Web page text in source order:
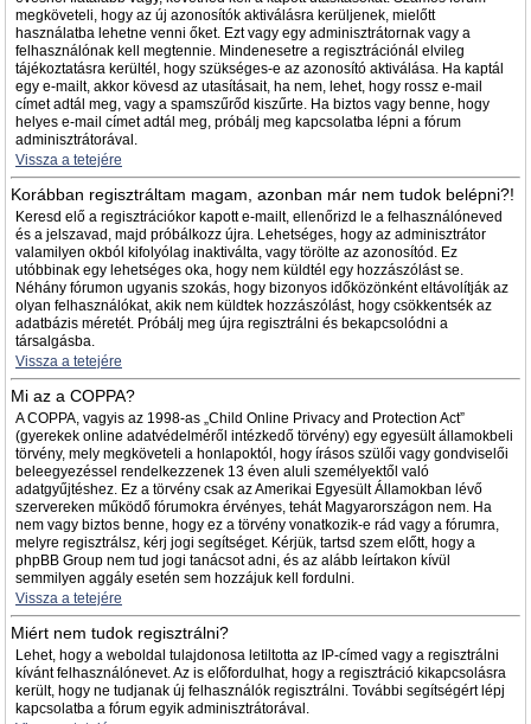
megköveteli, hogy az új azonosítók aktiválásra kerüljenek, mielőtt
használatba lehetne venni őket. Ezt vagy egy adminisztrátornak vagy a
felhasználónak kell megtennie. Mindenesetre a regisztrációnál elvileg
tájékoztatásra kerültél, hogy szükséges-e az azonosító aktiválása. Ha kaptál
egy e-mailt, akkor kövesd az utasításait, ha nem, lehet, hogy rossz e-mail
címet adtál meg, vagy a spamszűrőd kiszűrte. Ha biztos vagy benne, hogy
helyes e-mail címet adtál meg, próbálj meg kapcsolatba lépni a fórum
adminisztrátorával.
Vissza a tetejére
Korábban regisztráltam magam, azonban már nem tudok belépni?!
Keresd elő a regisztrációkor kapott e-mailt, ellenőrizd le a felhasználóneved
és a jelszavad, majd próbálkozz újra. Lehetséges, hogy az adminisztrátor
valamilyen okból kifolyólag inaktiválta, vagy törölte az azonosítód. Ez
utóbbinak egy lehetséges oka, hogy nem küldtél egy hozzászólást se.
Néhány fórumon ugyanis szokás, hogy bizonyos időközönként eltávolítják az
olyan felhasználókat, akik nem küldtek hozzászólást, hogy csökkentsék az
adatbázis méretét. Próbálj meg újra regisztrálni és bekapcsolódni a
társalgásba.
Vissza a tetejére
Mi az a COPPA?
A COPPA, vagyis az 1998-as „Child Online Privacy and Protection Act”
(gyerekek online adatvédelméről intézkedő törvény) egy egyesült államokbeli
törvény, mely megköveteli a honlapoktól, hogy írásos szülői vagy gondviselői
beleegyezéssel rendelkezzenek 13 éven aluli személyektől való
adatgyűjtéshez. Ez a törvény csak az Amerikai Egyesült Államokban lévő
szervereken működő fórumokra érvényes, tehát Magyarországon nem. Ha
nem vagy biztos benne, hogy ez a törvény vonatkozik-e rád vagy a fórumra,
melyre regisztrálsz, kérj jogi segítséget. Kérjük, tartsd szem előtt, hogy a
phpBB Group nem tud jogi tanácsot adni, és az alább leírtakon kívül
semmilyen aggály esetén sem hozzájuk kell fordulni.
Vissza a tetejére
Miért nem tudok regisztrálni?
Lehet, hogy a weboldal tulajdonosa letiltotta az IP-címed vagy a regisztrálni
kívánt felhasználónevet. Az is előfordulhat, hogy a regisztráció kikapcsolásra
került, hogy ne tudjanak új felhasználók regisztrálni. További segítségért lépj
kapcsolatba a fórum egyik adminisztrátorával.